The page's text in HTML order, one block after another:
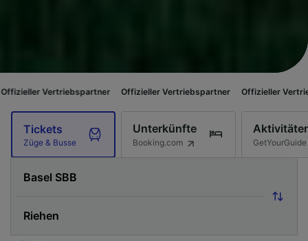
Offizieller Vertriebspartner Offizieller Vertriebspartner
Tickets
Züge & Busse
Unterkünfte
Booking.com GetYourGuide